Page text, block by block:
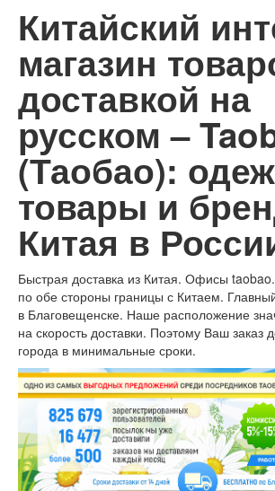
Китайский
магазин
доставкой на
русском –
(Таобао):
товары и
Китая в
Быстрая доставка из Китая. Офисы
по обе стороны границы с Китаем.
в Благовещенске. Наше расположение
на скорость доставки. Поэтому Ваш заказ
города в минимальные сроки.